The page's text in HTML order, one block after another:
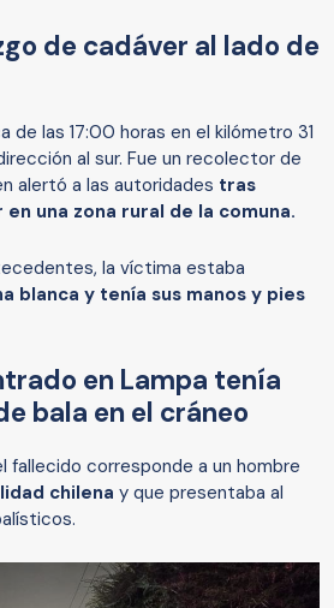
de cadáver al lado de
de las 17:00 horas en el kilómetro 31
al sur. Fue un recolector de
alertó a las autoridades tras
una zona rural de la comuna.
la víctima estaba
blanca y tenía sus manos y pies
en Lampa tenía
bala en el cráneo
fallecido corresponde a un hombre
chilena y que presentaba al